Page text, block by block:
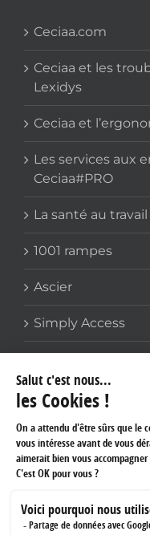
Ceciaa.com
Ceciaa et les
Lexidys
Ceciaa et
Les services aux
Ceciaa#PRO
La santé au
1001 rampes
Ascier
Simply Access
COORDONNÉES
159 avenue Gallieni
93170 BAGNOLET
Téléphone :01 60